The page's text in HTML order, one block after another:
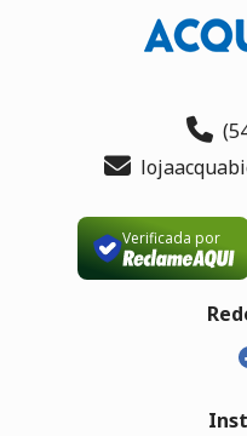
Verificada por